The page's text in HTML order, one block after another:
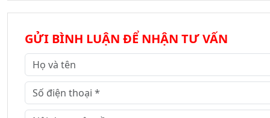
GỬI BÌNH LUẬN ĐỂ NHẬN TƯ VẤN